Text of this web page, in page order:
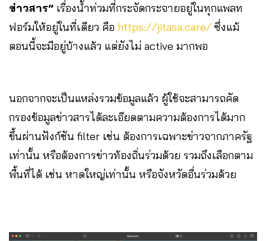
ข่าวสาร” เรื่องน้ำท่วมที่กระจัดกระจายอยู่ในทุกแพลท
ฟอร์มให้อยู่ในที่เดียว คือ https://jitasa.care/ ซึ่งแม้
ตอนนี้จะมีอยู่บ้างแล้ว แต่ยังไม่ active มากพอ
นอกจากจะเป็นแหล่งรวมข้อมูลแล้ว ผู้ใช้จะสามารถคัด
กรองข้อมูลข่าวสารได้ละเอียดตามความต้องการได้มาก
ขึ้นผ่านฟังก์ชัน filter เช่น ต้องการเฉพาะข่าวจากภาครัฐ
เท่านั้น หรือต้องการข่าวท้องถิ่นร่วมด้วย รวมถึงเลือกตาม
พื้นที่ได้ เช่น หาดใหญ่เท่านั้น หรือจังหวัดอื่นร่วมด้วย